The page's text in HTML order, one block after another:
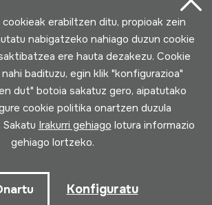
Pribatutasun politika
Loturak garatua
erabiltzen ditu, propioak zein
nabigatzeko nahiago duzun cookie
ere hauta dezakezu. Cookie
badituzu, egin klik "konfigurazioa"
dut" botoia sakatuz gero, aipatutako
cookie politika onartzen duzula
Irakurri gehiago lotura informazio
gehiago lortzeko.
Konfiguratu